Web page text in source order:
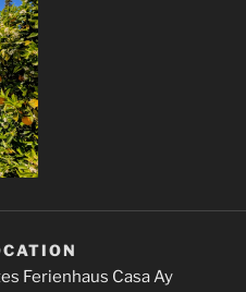
Ferienhaus Casa Ay